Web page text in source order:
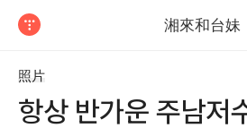
湘來和台妹
照片
항상 반가운 주남저